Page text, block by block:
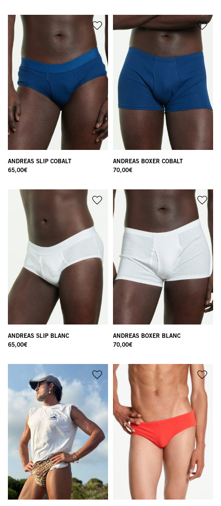
ANDREAS SLIP COBALT
65,00€
ANDREAS BOXER COBALT
70,00€
ANDREAS SLIP BLANC
65,00€
ANDREAS BOXER BLANC
70,00€